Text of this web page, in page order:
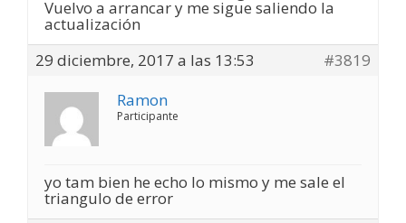
Vuelvo a arrancar y me sigue saliendo la
actualización
29 diciembre, 2017 a las 13:53
#3819
Ramon
Participante
yo tam bien he echo lo mismo y me sale el
triangulo de error